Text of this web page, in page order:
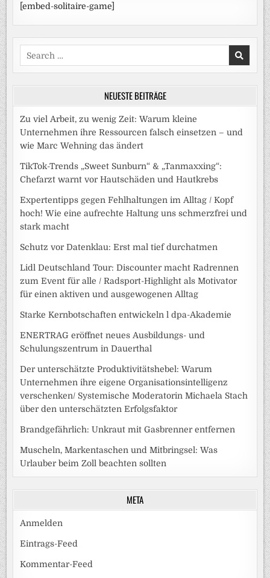
[embed-solitaire-game]
Search
for:
NEUESTE BEITRÄGE
Zu viel Arbeit, zu wenig Zeit: Warum kleine
Unternehmen ihre Ressourcen falsch einsetzen – und
wie Marc Wehning das ändert
TikTok-Trends „Sweet Sunburn“ & „Tanmaxxing“:
Chefarzt warnt vor Hautschäden und Hautkrebs
Expertentipps gegen Fehlhaltungen im Alltag / Kopf
hoch! Wie eine aufrechte Haltung uns schmerzfrei und
stark macht
Schutz vor Datenklau: Erst mal tief durchatmen
Lidl Deutschland Tour: Discounter macht Radrennen
zum Event für alle / Radsport-Highlight als Motivator
für einen aktiven und ausgewogenen Alltag
Starke Kernbotschaften entwickeln l dpa-Akademie
ENERTRAG eröffnet neues Ausbildungs- und
Schulungszentrum in Dauerthal
Der unterschätzte Produktivitätshebel: Warum
Unternehmen ihre eigene Organisationsintelligenz
verschenken/ Systemische Moderatorin Michaela Stach
über den unterschätzten Erfolgsfaktor
Brandgefährlich: Unkraut mit Gasbrenner entfernen
Muscheln, Markentaschen und Mitbringsel: Was
Urlauber beim Zoll beachten sollten
META
Anmelden
Eintrags-Feed
Kommentar-Feed